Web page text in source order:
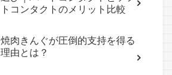
トコンタクトのメリット比較
焼肉きんぐが圧倒的支持を得る
理由とは？